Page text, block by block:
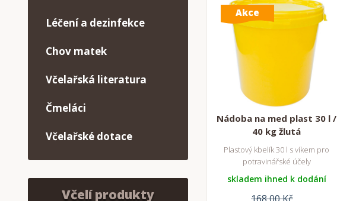
Akce
Nádoba na med plast 30 l /
40 kg žlutá
Plastový kbelík 30 l s víkem pro
potravinářské účely
skladem ihned k dodání
168,00 Kč
Léčení a dezinfekce
Chov matek
Včelařská literatura
Čmeláci
Včelařské dotace
Včelí produkty